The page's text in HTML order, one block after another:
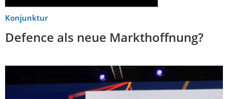
Konjunktur
Defence als neue Markthoffnung?